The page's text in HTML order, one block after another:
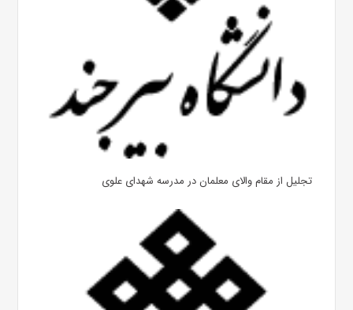
تجلیل از مقام والای معلمان در مدرسه شهدای علوی